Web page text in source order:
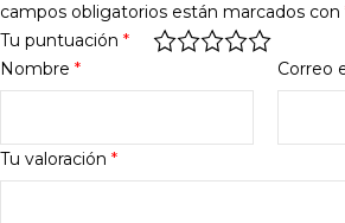
campos obligatorios están marcados con
Tu puntuación *
Tu valoración *
Nombre * Correo